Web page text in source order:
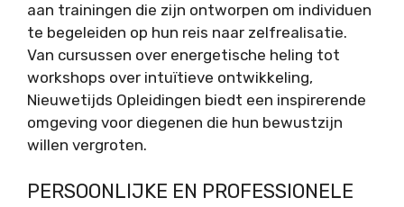
aan trainingen die zijn ontworpen om individuen
te begeleiden op hun reis naar zelfrealisatie.
Van cursussen over energetische heling tot
workshops over intuïtieve ontwikkeling,
Nieuwetijds Opleidingen biedt een inspirerende
omgeving voor diegenen die hun bewustzijn
willen vergroten.
PERSOONLIJKE EN PROFESSIONELE